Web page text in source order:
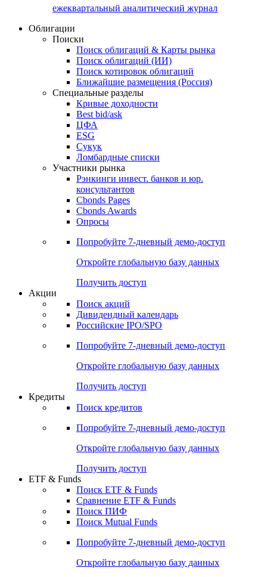
ежеквартальный аналитический журнал
Облигации
Поиски
Поиск облигаций & Карты рынка
Поиск облигаций (ИИ)
Поиск котировок облигаций
Ближайшие размещения (Россия)
Специальные разделы
Кривые доходности
Best bid/ask
ЦФА
ESG
Сукук
Ломбардные списки
Участники рынка
Рэнкинги инвест. банков и юр.
консультантов
Cbonds Pages
Cbonds Awards
Опросы
Попробуйте 7-дневный демо-доступ
Откройте глобальную базу данных
Получить доступ
Акции
Поиск акций
Дивидендный календарь
Российские IPO/SPO
Попробуйте 7-дневный демо-доступ
Откройте глобальную базу данных
Получить доступ
Кредиты
Поиск кредитов
Попробуйте 7-дневный демо-доступ
Откройте глобальную базу данных
Получить доступ
ETF & Funds
Поиск ETF & Funds
Сравнение ETF & Funds
Поиск ПИФ
Поиск Mutual Funds
Попробуйте 7-дневный демо-доступ
Откройте глобальную базу данных